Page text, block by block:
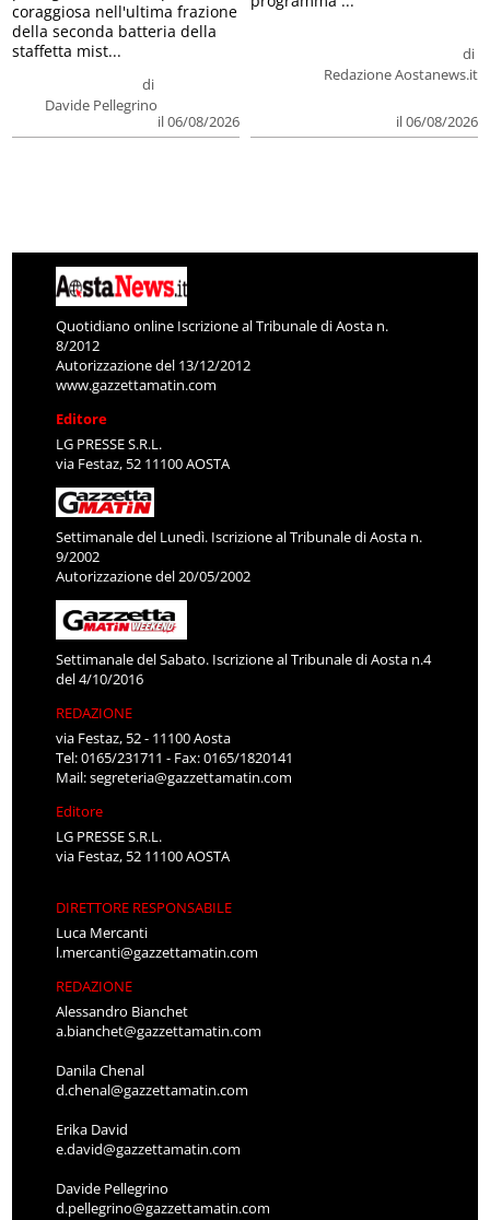
di
Davide Pellegrino
il 06/08/2026
coraggiosa nell'ultima frazione
della seconda batteria della
staffetta mist...
di
Redazione Aostanews.it
il 06/08/2026
Quotidiano online Iscrizione al Tribunale di Aosta n.
8/2012
Autorizzazione del 13/12/2012
www.gazzettamatin.com
Editore
LG PRESSE S.R.L.
via Festaz, 52 11100 AOSTA
Settimanale del Lunedì. Iscrizione al Tribunale di Aosta n.
9/2002
Autorizzazione del 20/05/2002
Settimanale del Sabato. Iscrizione al Tribunale di Aosta n.4
del 4/10/2016
REDAZIONE
via Festaz, 52 - 11100 Aosta
Tel: 0165/231711 - Fax: 0165/1820141
Mail:segreteria@gazzettamatin.com
Editore
LG PRESSE S.R.L.
via Festaz, 52 11100 AOSTA
DIRETTORE RESPONSABILE
Luca Mercanti
l.mercanti@gazzettamatin.com
REDAZIONE
Alessandro Bianchet
a.bianchet@gazzettamatin.com
Danila Chenal
d.chenal@gazzettamatin.com
Erika David
e.david@gazzettamatin.com
Davide Pellegrino
d.pellegrino@gazzettamatin.com